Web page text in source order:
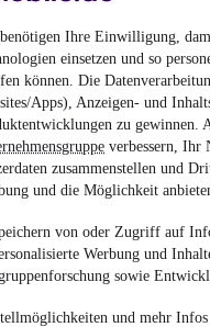
Ihre Einwilligung,
einsetzen und so
können. Die
Apps), Anzeigen- und
zu gewinnen.
verbessern, Ihr
zusammenstellen und
und die Möglichkeit
von oder Zugriff auf
Werbung und
sowie
und mehr
Abwicklung!